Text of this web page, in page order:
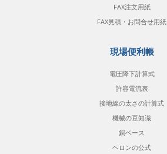
FAX注文用紙
FAX見積・お問合せ用紙
現場便利帳
電圧降下計算式
許容電流表
接地線の太さの計算式
機械の豆知識
銅ベース
ヘロンの公式